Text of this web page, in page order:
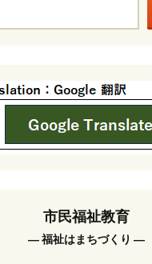
市民福祉教育
― 福祉はまちづくり ―